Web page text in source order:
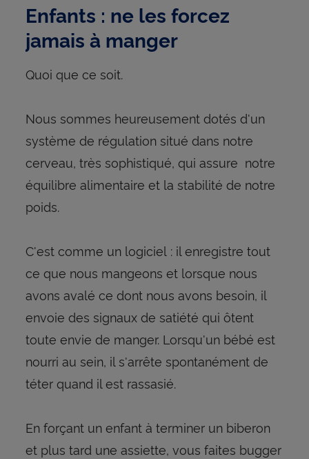
Enfants : ne les forcez
jamais à manger
Quoi que ce soit.
Nous sommes heureusement dotés d'un
système de régulation situé dans notre
cerveau, très sophistiqué, qui assure notre
équilibre alimentaire et la stabilité de notre
poids.
C'est comme un logiciel : il enregistre tout
ce que nous mangeons et lorsque nous
avons avalé ce dont nous avons besoin, il
envoie des signaux de satiété qui ôtent
toute envie de manger. Lorsqu'un bébé est
nourri au sein, il s'arrête spontanément de
téter quand il est rassasié.
En forçant un enfant à terminer un biberon
et plus tard une assiette, vous faites bugger